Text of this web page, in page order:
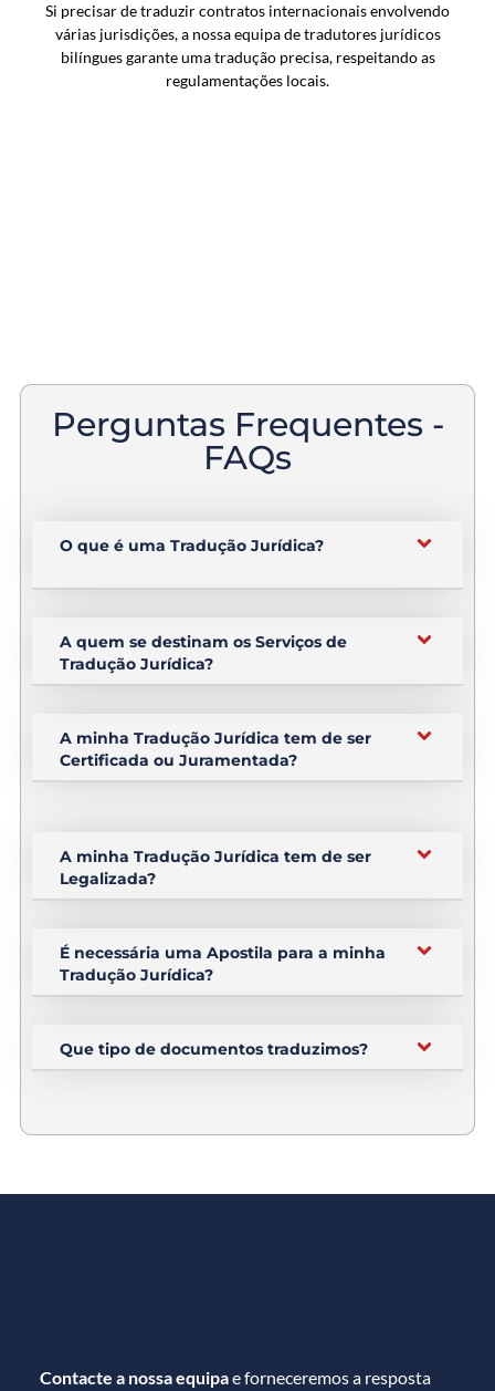
Si precisar de traduzir contratos internacionais envolvendo
várias jurisdições, a nossa equipa de tradutores jurídicos
bilíngues garante uma tradução precisa, respeitando as
regulamentações locais.
Perguntas Frequentes -
FAQs
O que é uma Tradução Jurídica?
A quem se destinam os Serviços de
Tradução Jurídica?
A minha Tradução Jurídica tem de ser
Certificada ou Juramentada?
A minha Tradução Jurídica tem de ser
Legalizada?
É necessária uma Apostila para a minha
Tradução Jurídica?
Que tipo de documentos traduzimos?
Contacte a nossa equipae forneceremos a resposta